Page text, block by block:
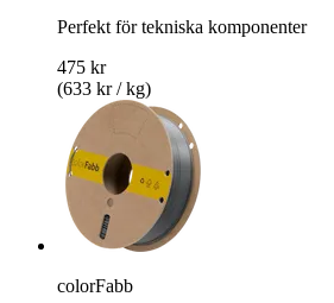
Perfekt för tekniska komponenter
475 kr
(633 kr / kg)
colorFabb